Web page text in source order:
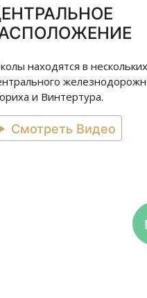
находятся в
и Винтертура.
Смотреть Видео